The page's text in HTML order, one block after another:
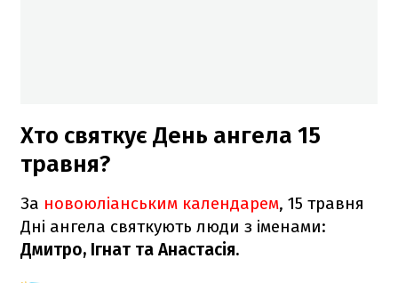
Хто святкує День ангела 15
травня?
За новоюліанським календарем, 15 травня
Дні ангела святкують люди з іменами:
Дмитро, Ігнат та Анастасія.